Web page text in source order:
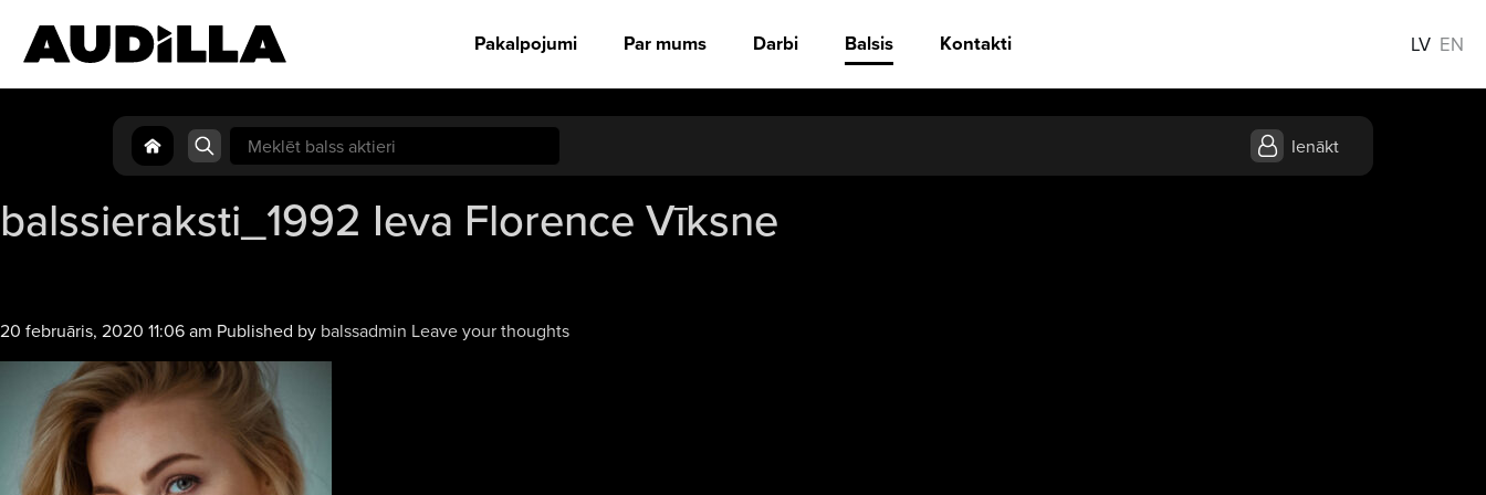
Pakalpojumi Par mums Darbi Balsis Kontakti LV EN
Search
for:
Ienākt
balssieraksti_1992 Ieva Florence Vīksne
20 februāris, 2020 11:06 am Published by balssadmin Leave your thoughts